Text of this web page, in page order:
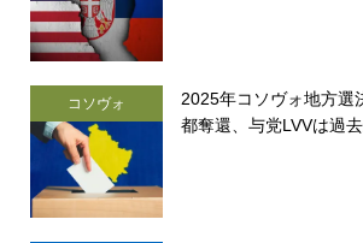
コソヴォ
2025年コソヴォ地方選
都奪還、与党LVVは過